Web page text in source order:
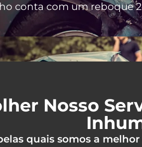
conta com um reboque
Nosso
quais somos a